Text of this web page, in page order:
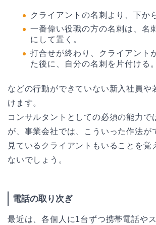
クライアントの名刺より、下か
一番偉い役職の方の名刺は、名
にして置く。
打合せが終わり、クライアント
た後に、自分の名刺を片付ける。
などの行動ができていない新入社員や
けます。
コンサルタントとしての必須の能力で
が、事業会社では、こういった作法が
見ているクライアントもいることを覚
ないでしょう。
電話の取り次ぎ
最近は、各個人に1台ずつ携帯電話や